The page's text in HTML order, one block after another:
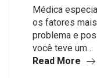
Médica
os fatores
problema e
você teve um…
Read More